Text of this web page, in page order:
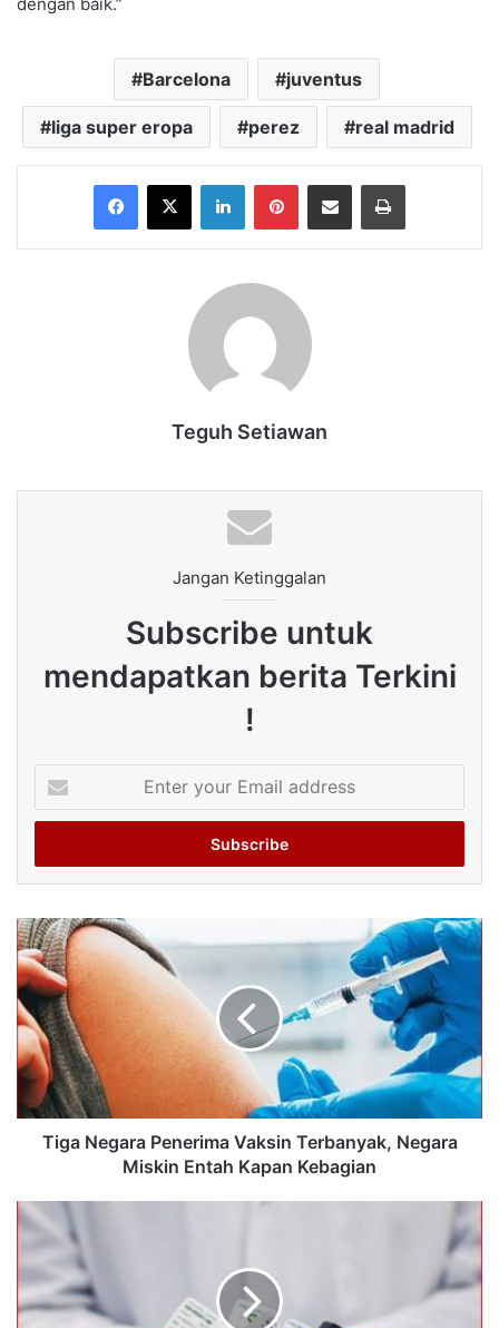
dengan baik.”
Barcelona juventus
liga super eropa perez real madrid
Facebook
X LinkedInPinterestShare via Email Print
Teguh Setiawan
Jangan Ketinggalan
Subscribe untuk
mendapatkan berita Terkini
!
your
Email
Tiga Negara Penerima Vaksin Terbanyak, Negara
Miskin Entah Kapan Kebagian